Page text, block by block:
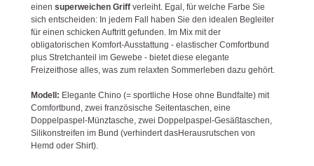
einen superweichen Griff verleiht. Egal, für welche Farbe Sie
sich entscheiden: In jedem Fall haben Sie den idealen Begleiter
für einen schicken Auftritt gefunden. Im Mix mit der
obligatorischen Komfort-Ausstattung - elastischer Comfortbund
plus Stretchanteil im Gewebe - bietet diese elegante
Freizeithose alles, was zum relaxten Sommerleben dazu gehört.
Modell: Elegante Chino (= sportliche Hose ohne Bundfalte) mit
Comfortbund, zwei französische Seitentaschen, eine
Doppelpaspel-Münztasche, zwei Doppelpaspel-Gesäßtaschen,
Silikonstreifen im Bund (verhindert dasHerausrutschen von
Hemd oder Shirt).